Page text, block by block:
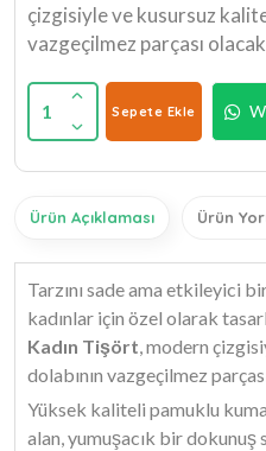
çizgisiyle ve kusursuz
vazgeçilmez parçası
1 Sepete Ekle
Ürün Açıklaması Ürün
Tarzını sade ama etkileyici
kadınlar için özel olarak
Kadın Tişört , modern
dolabının vazgeçilmez
Yüksek kaliteli pamuklu
alan, yumuşacık bir dokunuş